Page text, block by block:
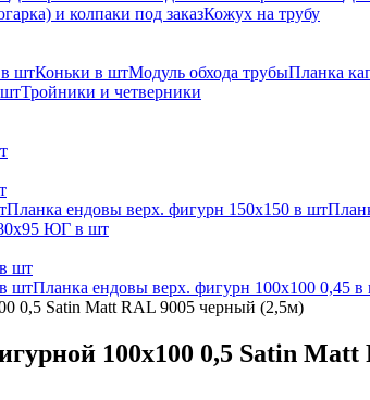
и колпаки под заказКожух на трубу
штКоньки в штМодуль обхода трубыПланка
Тройники и четверники
Планка ендовы верх. фигурн 150x150 в шт
ЮГ в шт
шт
штПланка ендовы верх. фигурн 100x100 0,45 в
0,5 Satin Matt RAL 9005 черный (2,5м)
100x100 0,5 Satin